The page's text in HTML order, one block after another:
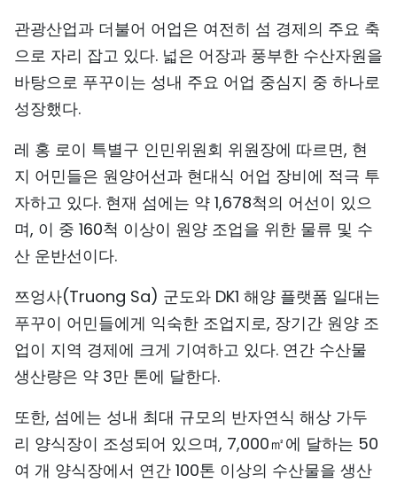
관광산업과 더불어 어업은 여전히 섬 경제의 주요 축
으로 자리 잡고 있다. 넓은 어장과 풍부한 수산자원을
바탕으로 푸꾸이는 성내 주요 어업 중심지 중 하나로
성장했다.
레 홍 로이 특별구 인민위원회 위원장에 따르면, 현
지 어민들은 원양어선과 현대식 어업 장비에 적극 투
자하고 있다. 현재 섬에는 약 1,678척의 어선이 있으
며, 이 중 160척 이상이 원양 조업을 위한 물류 및 수
산 운반선이다.
쯔엉사(Truong Sa) 군도와 DK1 해양 플랫폼 일대는
푸꾸이 어민들에게 익숙한 조업지로, 장기간 원양 조
업이 지역 경제에 크게 기여하고 있다. 연간 수산물
생산량은 약 3만 톤에 달한다.
또한, 섬에는 성내 최대 규모의 반자연식 해상 가두
리 양식장이 조성되어 있으며, 7,000㎡에 달하는 50
여 개 양식장에서 연간 100톤 이상의 수산물을 생산